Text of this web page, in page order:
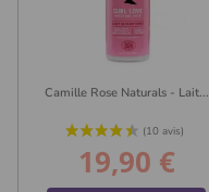
Camille Rose Naturals - Lait...
Prix
19,90 €